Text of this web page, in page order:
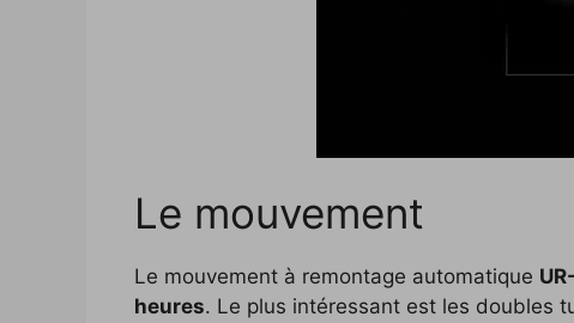
Le mouvement
Le mouvement à remontage automatique
heures. Le plus intéressant est les doubles